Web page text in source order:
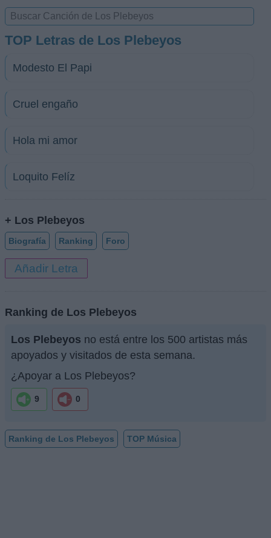
TOP Letras de Los Plebeyos
Modesto El Papi
Cruel engaño
Hola mi amor
Loquito Felíz
+ Los Plebeyos
Biografía Ranking Foro
Añadir Letra
Ranking de Los Plebeyos
Los Plebeyos no está entre los 500 artistas más
apoyados y visitados de esta semana.
¿Apoyar a Los Plebeyos?
9 0
Ranking de Los Plebeyos TOP Música